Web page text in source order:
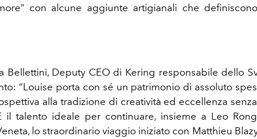
con alcune aggiunte artigianali che
Bellettini, Deputy CEO di Kering responsabile dello
“Louise porta con sé un patrimonio di assoluto
alla tradizione di creatività ed eccellenza
il talento ideale per continuare, insieme a Leo
lo straordinario viaggio iniziato con Matthieu